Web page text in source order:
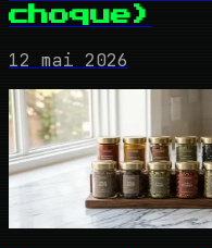
choque)
12 mai 2026